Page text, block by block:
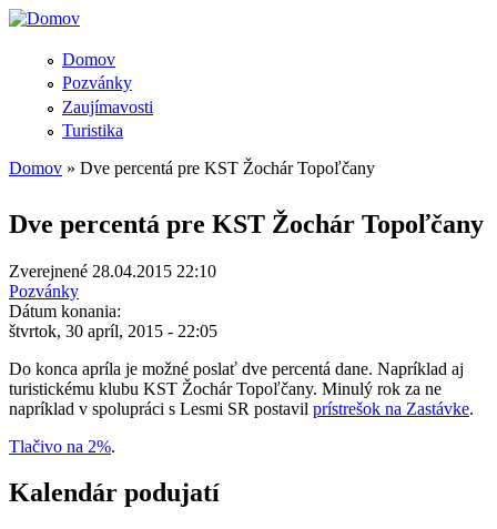
Domov
Pozvánky
Zaujímavosti
Turistika
Domov » Dve percentá pre KST Žochár Topoľčany
Dve percentá pre KST Žochár Topoľčany
Zverejnené 28.04.2015 22:10
Pozvánky
Dátum konania:
štvrtok, 30 apríl, 2015 - 22:05
Do konca apríla je možné poslať dve percentá dane. Napríklad aj
turistickému klubu KST Žochár Topoľčany. Minulý rok za ne
napríklad v spolupráci s Lesmi SR postavil prístrešok na Zastávke.
Tlačivo na 2%.
Kalendár podujatí